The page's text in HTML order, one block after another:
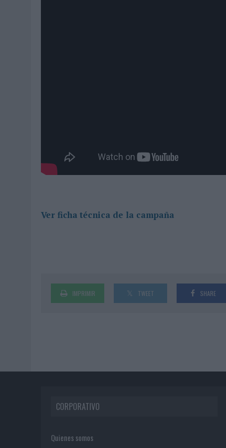
Ver ficha técnica de la campaña
IMPRIMIR TWEET SHARE
CORPORATIVO
Quienes somos